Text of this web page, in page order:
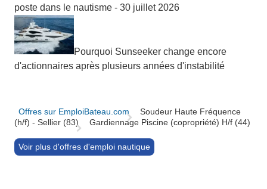
poste dans le nautisme - 30 juillet 2026
Pourquoi Sunseeker change encore
d'actionnaires après plusieurs années d'instabilité
Offres sur EmploiBateau.com
Soudeur Haute Fréquence
(h/f) - Sellier (83)
Gardiennage Piscine (copropriété) H/f (44)
Voir plus d'offres d'emploi nautique